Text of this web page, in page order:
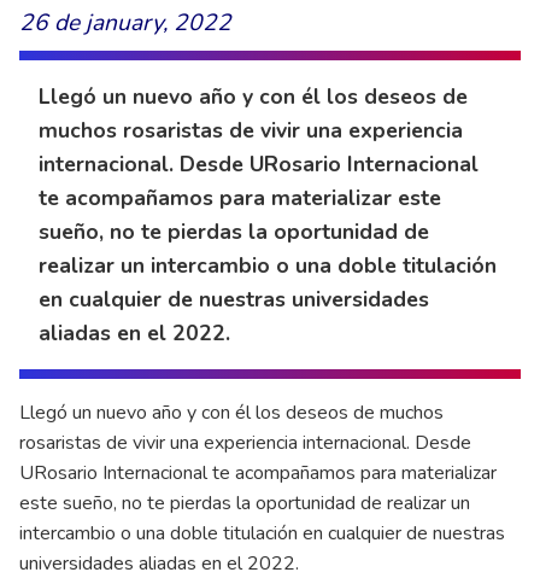
26 de january, 2022
Llegó un nuevo año y con él los deseos de
muchos rosaristas de vivir una experiencia
internacional. Desde URosario Internacional
te acompañamos para materializar este
sueño, no te pierdas la oportunidad de
realizar un intercambio o una doble titulación
en cualquier de nuestras universidades
aliadas en el 2022.
Llegó un nuevo año y con él los deseos de muchos
rosaristas de vivir una experiencia internacional. Desde
URosario Internacional te acompañamos para materializar
este sueño, no te pierdas la oportunidad de realizar un
intercambio o una doble titulación en cualquier de nuestras
universidades aliadas en el 2022.